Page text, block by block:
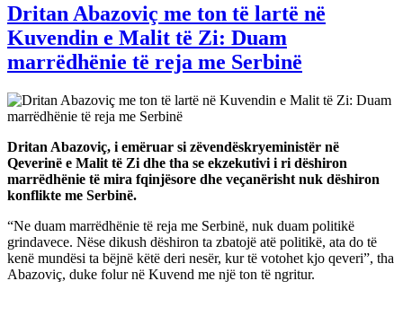
Dritan Abazoviç me ton të lartë në
Kuvendin e Malit të Zi: Duam
marrëdhënie të reja me Serbinë
Dritan Abazoviç, i emëruar si zëvendëskryeministër në
Qeverinë e Malit të Zi dhe tha se ekzekutivi i ri dëshiron
marrëdhënie të mira fqinjësore dhe veçanërisht nuk dëshiron
konflikte me Serbinë.
“Ne duam marrëdhënie të reja me Serbinë, nuk duam politikë
grindavece. Nëse dikush dëshiron ta zbatojë atë politikë, ata do të
kenë mundësi ta bëjnë këtë deri nesër, kur të votohet kjo qeveri”, tha
Abazoviç, duke folur në Kuvend me një ton të ngritur.